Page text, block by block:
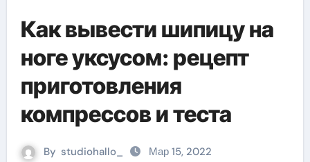
Как вывести шипицу на
ноге уксусом: рецепт
приготовления
компрессов и теста
By studiohallo_ Мар 15, 2022